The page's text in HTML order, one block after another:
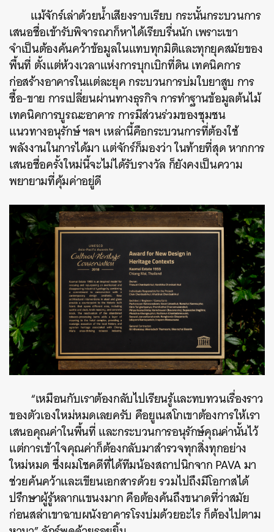
แม้จักร์เล่าด้วยน้ำเสียงราบเรียบ กระนั้นกระบวนการ
เสนอชื่อเข้ารับพิจารณาก็หาได้เรียบรื่นนัก เพราะเขา
จำเป็นต้องค้นคว้าข้อมูลในแทบทุกมิติและทุกยุคสมัยของ
พื้นที่ ตั้งแต่ห้วงเวลาแห่งการบุกเบิกที่ดิน เทคนิคการ
ก่อสร้างอาคารในแต่ละยุค กระบวนการบ่มใบยาสูบ การ
ซื้อ-ขาย การเปลี่ยนผ่านทางธุรกิจ การทำฐานข้อมูลต้นไม้
เทคนิคการบูรณะอาคาร การมีส่วนร่วมของชุมชน
แนวทางอนุรักษ์ ฯลฯ เหล่านี้คือกระบวนการที่ต้องใช้
พลังงานในการได้มา แต่จักร์ก็มองว่า ในท้ายที่สุด หากการ
เสนอชื่อครั้งใหม่นี้จะไม่ได้รับรางวัล ก็ยังคงเป็นความ
พยายามที่คุ้มค่าอยู่ดี
“เหมือนกับเราต้องกลับไปเรียนรู้และทบทวนเรื่องราว
ของตัวเองใหม่หมดเลยครับ คือยูเนสโกเขาต้องการให้เรา
เสนอคุณค่าในพื้นที่ และกระบวนการอนุรักษ์คุณค่านั้นไว้
แต่การเข้าใจคุณค่าก็ต้องกลับมาสำรวจทุกสิ่งทุกอย่าง
ใหม่หมด ซึ่งผมโชคดีที่ได้ทีมน้องสถาปนิกจาก PAVA มา
ช่วยค้นคว้าและเขียนเอกสารด้วย รวมไปถึงมีโอกาสได้
ปรึกษาผู้รู้หลากแขนงมาก คือต้องค้นถึงขนาดที่ว่าสมัย
ก่อนสล่าเขาฉาบผนังอาคารโรงบ่มด้วยอะไร ก็ต้องไปตาม